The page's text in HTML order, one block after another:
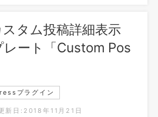
タム投稿詳細表示
レート「Custom Pos
プラグイン
新日:2018年11月21日